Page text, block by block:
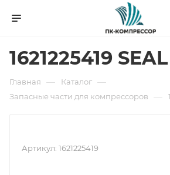
1621225419 SEAL
Главная — Каталог —
Запасные части для компрессоров —
Артикул: 1621225419